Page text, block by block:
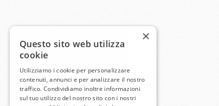
×
Questo sito web utilizza
cookie
Utilizziamo i cookie per personalizzare
contenuti, annunci e per analizzare il nostro
traffico. Condividiamo inoltre informazioni
sul tuo utilizzo del nostro sito con i nostri